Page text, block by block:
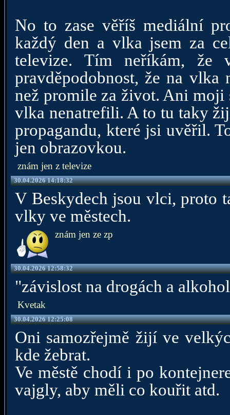
No to zase věříš mediální
každý den a vlka jsem za
televize. Tím neříkám, že
pravděpodobnost, že na
než promile za život. Ani moji
vlka nenatrefili. A to tu taky
propagandu, které jsi uvěřil.
jen obrazovkou.
znám jen z televize
30.04.2026 14:18:32
V Beskydech jsou vlci, proto
vlky ve městech.
znám jen ze zp
30.04.2026 12:58:32
"závislost na drogách a
Kvetak
30.04.2026 12:25:08
Oni samozřejmě žijí ve
kde žebrat.
Ve městě chodí i po
vajgly, aby měli co kouřit atd.